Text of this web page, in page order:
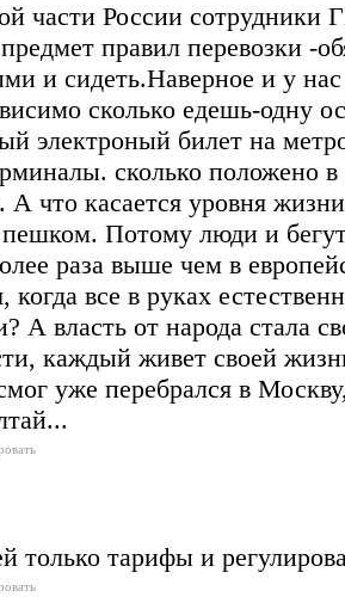
части России сотрудники
правил перевозки -
и сидеть.Наверное и у
сколько едешь-одну
электроный билет на
сколько положено
А что касается уровня
Потому люди и
раза выше чем в
когда все в руках
А власть от народа стала
каждый живет своей
уже перебрался в
только тарифы и